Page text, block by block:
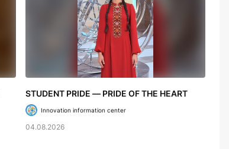
STUDENT PRIDE — PRIDE OF THE HEART
Innovation information center
04.08.2026